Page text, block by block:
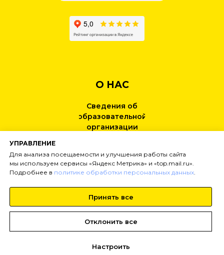
Тел: +7 (499) 495-25-01
О НАС
inginirium-khimki.ru
Сведения об
образовательной
организации
УПРАВЛЕНИЕ
Для анализа посещаемости и улучшения работы сайта
мы используем сервисы «Яндекс Метрика» и «top.mail.ru».
Подробнее в политике обработки персональных данных
Принять все
Отклонить все
Настроить